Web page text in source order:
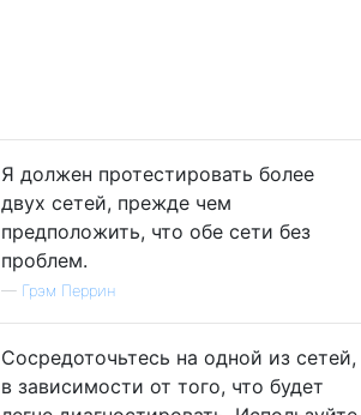
Я должен протестировать более
двух сетей, прежде чем
предположить, что обе сети без
проблем.
— Грэм Перрин
Сосредоточьтесь на одной из сетей,
в зависимости от того, что будет